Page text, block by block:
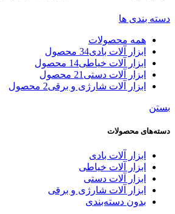
دسته بندی ها
همه محصولات
ابزار آلات بادی34 محصول
ابزار آلات خیاطی14 محصول
ابزار آلات دستی 21 محصول
ابزار آلات شارژی و برقی2 محصول
بستن
دسته‌های محصولات
ابزار آلات بادی
ابزار آلات خیاطی
ابزار آلات دستی
ابزار آلات شارژی و برقی
بدون دسته‌بندی